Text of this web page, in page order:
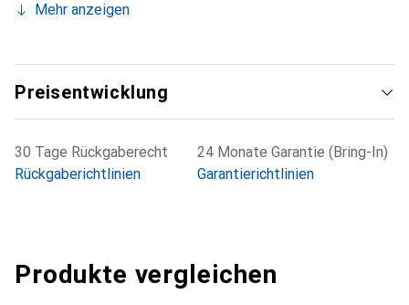
Mehr anzeigen
Preisentwicklung
30 Tage Rückgaberecht
Rückgaberichtlinien
24 Monate Garantie (Bring-In)
Garantierichtlinien
Produkte vergleichen